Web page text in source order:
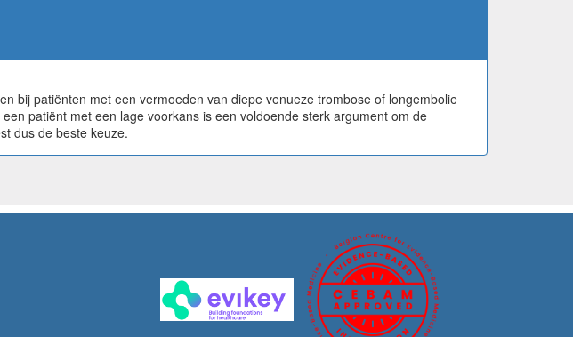
bij patiënten met een vermoeden van diepe venueze trombose of longembolie
patiënt met een lage voorkans is een voldoende sterk argument om de
dus de beste keuze.